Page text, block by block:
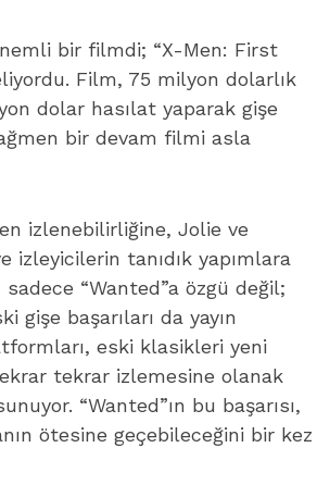
bir filmdi; “X-Men: First
Film, 75 milyon dolarlık
dolar hasılat yaparak gişe
bir devam filmi asla
izlenebilirliğine, Jolie ve
izleyicilerin tanıdık yapımlara
“Wanted”a özgü değil;
gişe başarıları da yayın
eski klasikleri yeni
tekrar izlemesine olanak
“Wanted”ın bu başarısı,
ötesine geçebileceğini bir kez